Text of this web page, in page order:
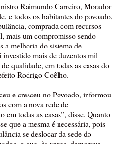
Raimundo Carreiro, Morador
e todos os habitantes do povoado,
comprada com recursos
mais um compromisso sendo
a melhoria do sistema de
investido mais de duzentos mil
qualidade, em todas as casas do
Rodrigo Coêlho.
e cresceu no Povoado, informou
com a nova rede de
em todas as casas”, disse. Quanto
que a mesma é necessária, pois
se deslocar da sede do